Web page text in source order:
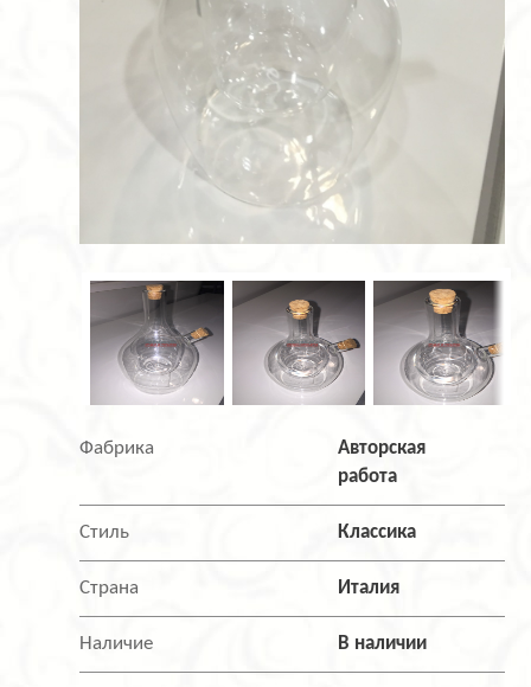
Фабрика
Авторская
работа
Стиль Классика
Страна Италия
Наличие В наличии